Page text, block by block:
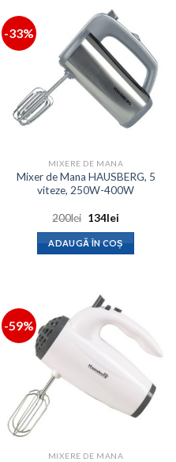
-33%
MIXERE DE MANA
Mixer de Mana HAUSBERG, 5
viteze, 250W-400W
200lei Prețul
a
fost:
200lei.
134leiPrețul
este:
134lei.
ADAUGĂ ÎN COȘ
-59%
MIXERE DE MANA